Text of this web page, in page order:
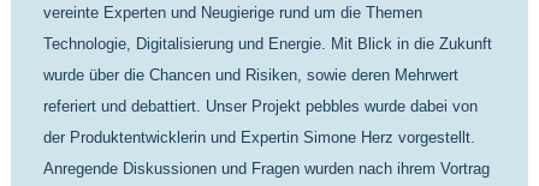
vereinte Experten und Neugierige rund um die Themen
Technologie, Digitalisierung und Energie. Mit Blick in die Zukunft
wurde über die Chancen und Risiken, sowie deren Mehrwert
referiert und debattiert. Unser Projekt pebbles wurde dabei von
der Produktentwicklerin und Expertin Simone Herz vorgestellt.
Anregende Diskussionen und Fragen wurden nach ihrem Vortrag